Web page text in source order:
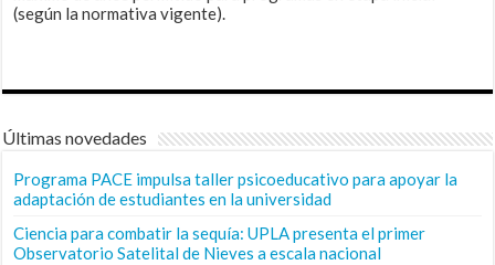
(según la normativa vigente).
Últimas novedades
Programa PACE impulsa taller psicoeducativo para apoyar la
adaptación de estudiantes en la universidad
Ciencia para combatir la sequía: UPLA presenta el primer
Observatorio Satelital de Nieves a escala nacional